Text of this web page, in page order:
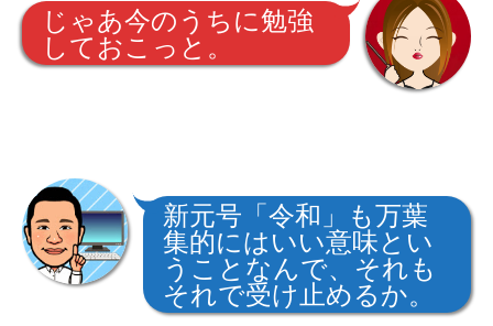
じゃあ今のうちに勉強
しておこっと。
新元号「令和」も万葉
集的にはいい意味とい
うことなんで、それも
それで受け止めるか。